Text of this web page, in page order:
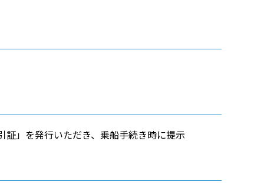
」を発行いただき、乗船手続き時に提示